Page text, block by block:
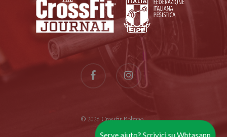
instagram
© 2026 Crossfit Bolzano .
Serve aiuto? Scrivici su Whtasapp